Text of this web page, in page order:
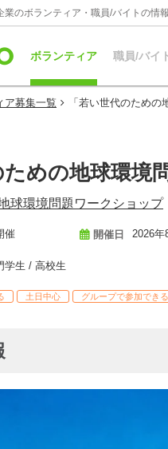
業のボランティア・職員/バイトの情
ボランティア 職員/バイ
ア募集一覧 「若い世代のため
ための地球環
球環境問題ワークショップ
催
学生 / 高校生
開催日 2026年
土日中心 グループで参加できる